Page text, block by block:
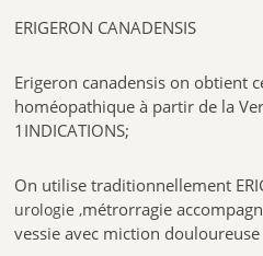
ERIGERON CANADENSIS
Erigeron canadensis on obtient
homéopathique à partir de la
1INDICATIONS;
On utilise traditionnellement
urologie ,métrorragie
vessie avec miction douloureuse